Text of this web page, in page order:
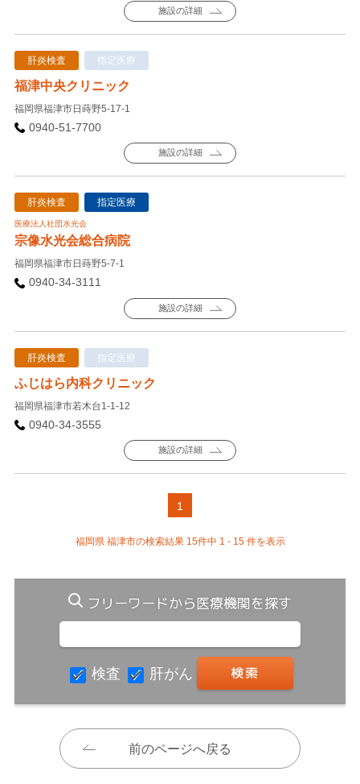
施設の詳細
肝炎検査 指定医療
福津中央クリニック
福岡県福津市日蒔野5-17-1
0940-51-7700
施設の詳細
肝炎検査 指定医療
医療法人社団水光会
宗像水光会総合病院
福岡県福津市日蒔野5-7-1
0940-34-3111
施設の詳細
肝炎検査 指定医療
ふじはら内科クリニック
福岡県福津市若木台1-1-12
0940-34-3555
施設の詳細
1
福岡県 福津市の検索結果 15件中 1 - 15 件を表示
フリーワードから医療機関を探す
検査 肝がん
前のページへ戻る